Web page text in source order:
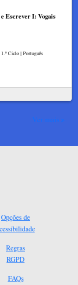
Escrever I: Vogais
1.º Ciclo | Português
Ver mais
Opções de
Regras
RGPD
FAQs